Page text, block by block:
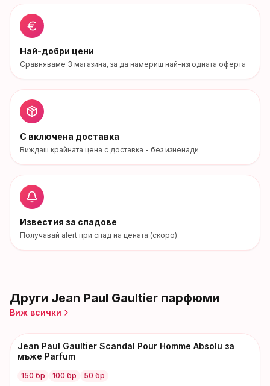
Най-добри цени
Сравняваме 3 магазина, за да намериш най-изгодната оферта
С включена доставка
Виждаш крайната цена с доставка - без изненади
Известия за спадове
Получавай alert при спад на цената (скоро)
Други Jean Paul Gaultier парфюми
Виж всички
-48 €
Jean Paul Gaultier Scandal Pour Homme Absolu за
мъже Parfum
150 бр 100 бр 50 бр